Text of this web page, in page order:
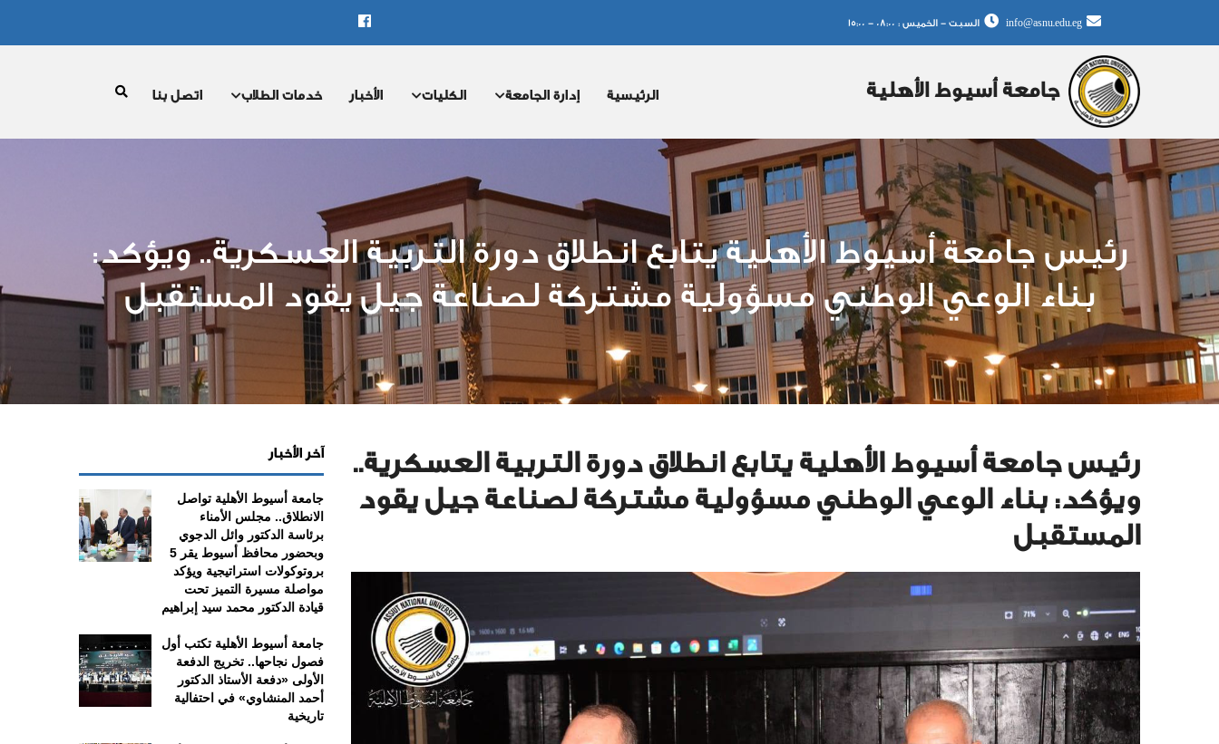
info@asnu.edu.eg السبت - الخميس : 08:00 - 15:00
جامعة أسيوط الأهلية
الرئيسية
إدارة الجامعة الكليات الأخبار خدمات الطلاب اتصل بنا
رئيس جامعة أسيوط الأهلية يتابع انطلاق دورة التربية العسكرية.. ويؤكد:
بناء الوعي الوطني مسؤولية مشتركة لصناعة جيل يقود المستقبل
رئيس جامعة أسيوط الأهلية يتابع انطلاق دورة التربية العسكرية..
ويؤكد: بناء الوعي الوطني مسؤولية مشتركة لصناعة جيل يقود
المستقبل
آخر الأخبار
جامعة أسيوط الأهلية تواصل
الانطلاق.. مجلس الأمناء
برئاسة الدكتور وائل الدجوي
وبحضور محافظ أسيوط يقر 5
بروتوكولات استراتيجية ويؤكد
مواصلة مسيرة التميز تحت
قيادة الدكتور محمد سيد إبراهيم
جامعة أسيوط الأهلية تكتب أول
فصول نجاحها.. تخريج الدفعة
الأولى «دفعة الأستاذ الدكتور
أحمد المنشاوي» في احتفالية
تاريخية